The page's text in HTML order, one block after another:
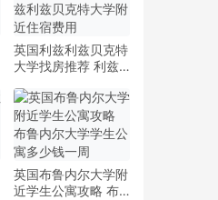
英国利兹利兹贝克特
大学找房推荐 利兹
住宿费用
英国布鲁内尔大学附
近学生公寓攻略 布